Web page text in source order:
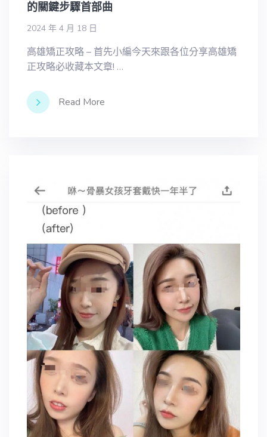
的關鍵步驟首部曲
2024 年 4 月 18 日
高雄矯正攻略 – 首先小編今天來跟各位分享高雄矯
正攻略必收藏本文章! …
Read More